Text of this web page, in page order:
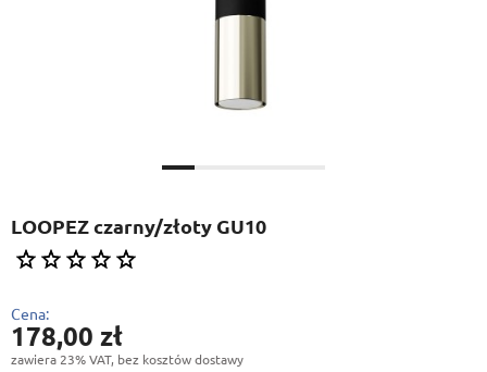
LOOPEZ czarny/złoty GU10
Cena:
178,00 zł
zawiera 23% VAT, bez kosztów dostawy